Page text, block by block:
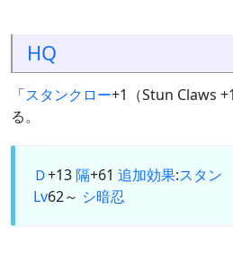
HQ
「スタンクロー+1（Stun Claws
る。
Ｄ+13隔+61 追加効果:スタン
Lv62～ シ暗忍